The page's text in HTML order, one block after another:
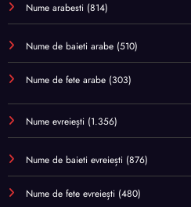
Nume arabesti (814)
Nume de baieti arabe (510)
Nume de fete arabe (303)
Nume evreiești (1.356)
Nume de baieti evreiești (876)
Nume de fete evreiești (480)